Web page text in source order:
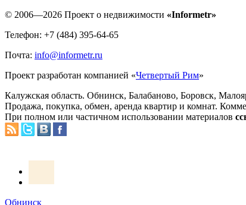
© 2006—2026 Проект о недвижимости «Informetr»
Телефон: +7 (484) 395-64-65
Почта: info@informetr.ru
Проект разработан компанией «Четвертый Рим»
Калужская область. Обнинск, Балабаново, Боровск,
Продажа, покупка, обмен, аренда квартир и комнат.
При полном или частичном использовании материалов
Обнинск